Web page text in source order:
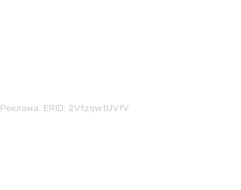
Реклама. ERID: 2VtzqwtUVfV